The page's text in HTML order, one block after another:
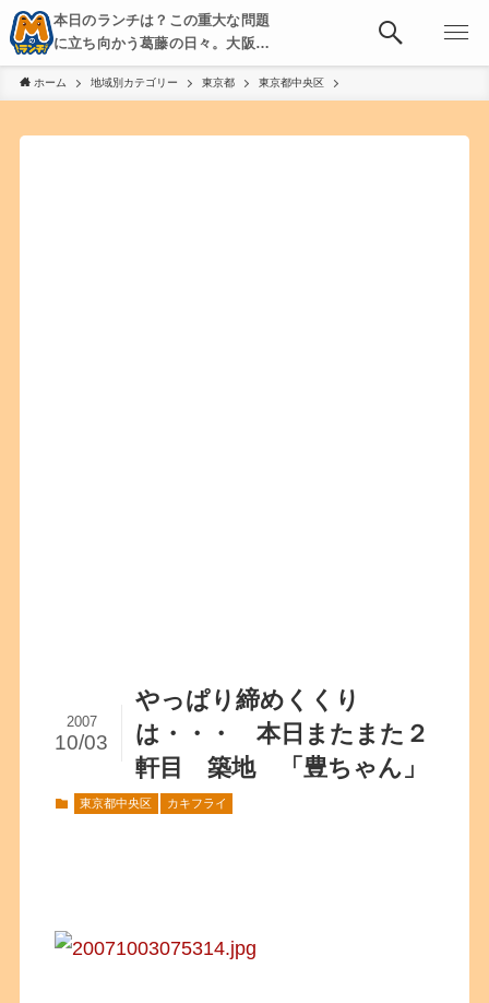
本日のランチは？この重大な問題
に立ち向かう葛藤の日々。大阪・
京都・神戸を中心とした食べ歩
き、飲み歩きを綴る。
ホーム 地域別カテゴリー 東京都 東京都中央区
やっぱり締めくくり
は・・・ 本日またまた２
軒目 築地 「豊ちゃん」
2007
10/03
東京都中央区 カキフライ